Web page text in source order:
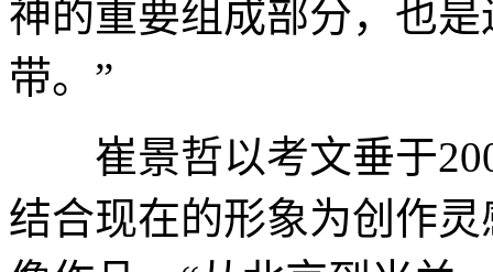
神的重要组成部分，也
带。”
崔景哲以考文垂于
结合现在的形象为创作